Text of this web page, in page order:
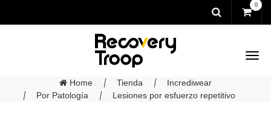
0
Home Tienda
Incrediwear
Por Patología
Lesiones por esfuerzo repetitivo